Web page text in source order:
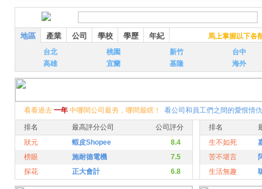
地區 產業 公司 學校 學歷 年紀
馬上掌握以下各熱門
台北
桃園 新竹
台中
高雄
宜蘭 基隆 海外
看看過去 一年 中哪間公司最夯，哪間最瞎！ 看公司和員工們之間的愛恨情
排名 最高評分公司
公司評分
狀元
蝦皮Shopee
8.4
榜眼
施耐德電機
7.5
探花
正大會計 6.8
排名
生不如死
苦不堪言
生活無趣